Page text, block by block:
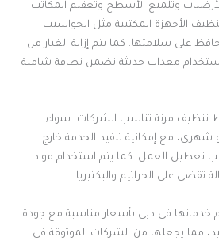
وتلميع الأسطح وتعقيم المكاتب
الأجهزة المكتبية مثل الحواسيب
على سلامتها. كما يتم إزالة الغبار من
باستخدام معدات حديثة تضمن نظافة شاملة
تنظيف مرنة تناسب الشركات، سواء
مع إمكانية تنفيذ الخدمة خارج
تعطيل العمل. كما يتم استخدام مواد
تقضي على الجراثيم والبكتيريا.
خدماتها في دبي بأسعار مناسبة مع جودة
مما يجعلها من الشركات الموثوقة في